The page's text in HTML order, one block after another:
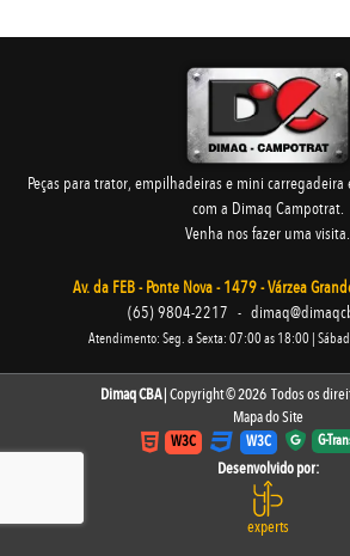
Peças para trator, empilhadeiras e mini carregadeira
com a Dimaq Campotrat.
Venha nos fazer uma visita.
Av. da FEB - Ponte Nova - 1479 - Várzea
(65) 9804-2217
-
Atendimento: Seg. a Sexta: 07:00 as 18:00 |
Dimaq CBA| Copyright © 2026 Todos os
Mapa do Site
W3C W3C G-
Desenvolvido por:
experts